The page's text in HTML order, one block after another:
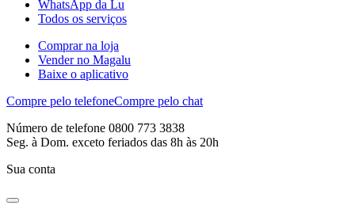
WhatsApp da Lu
Todos os serviços
Comprar na loja
Vender no Magalu
Baixe o aplicativo
Compre pelo telefoneCompre pelo chat
Número de telefone 0800 773 3838
Seg. à Dom. exceto feriados das 8h às 20h
Sua conta